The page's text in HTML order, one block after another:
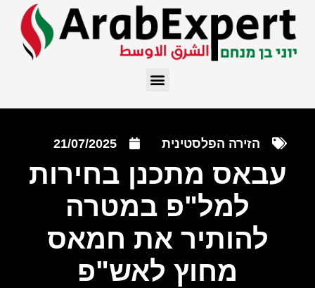
הזירה הפלסטינית 21/07/2025
עבאס מתכנן בחירות
למל"פ במטרה
להותיר את חמאס
מחוץ לאש"פ